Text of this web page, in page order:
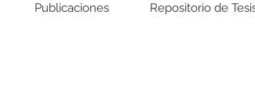
Publicaciones Repositorio de